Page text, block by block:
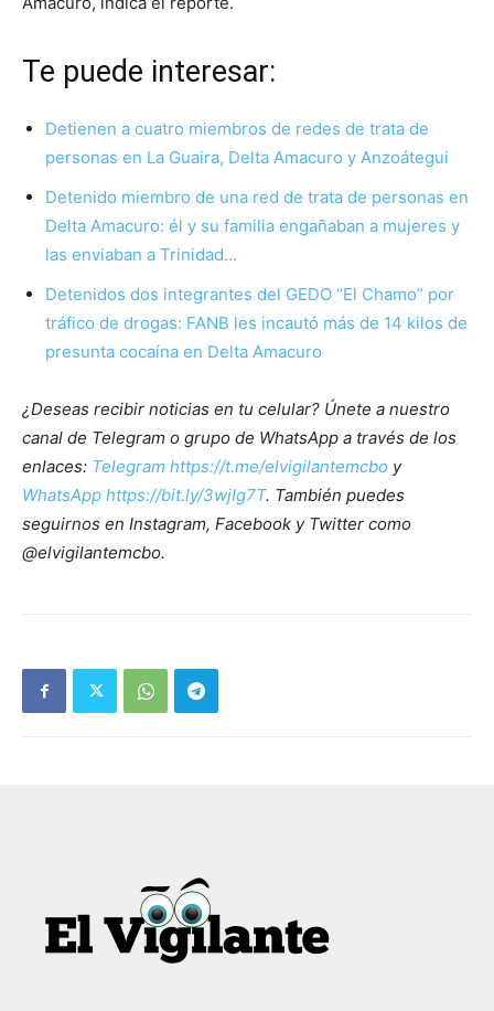
Te puede interesar:
Detienen a cuatro miembros de redes de trata de
personas en La Guaira, Delta Amacuro y Anzoátegui
Detenido miembro de una red de trata de personas en
Delta Amacuro: él y su familia engañaban a mujeres y
las enviaban a Trinidad…
Detenidos dos integrantes del GEDO “El Chamo” por
tráfico de drogas: FANB les incautó más de 14 kilos de
presunta cocaína en Delta Amacuro
¿Deseas recibir noticias en tu celular? Únete a nuestro
canal de Telegram o grupo de WhatsApp a través de los
enlaces: Telegram https://t.me/elvigilantemcbo y
WhatsApp https://bit.ly/3wjIg7T. También puedes
seguirnos en Instagram, Facebook y Twitter como
@elvigilantemcbo.